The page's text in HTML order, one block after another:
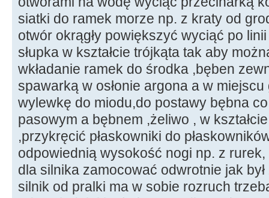
siatki do ramek morze np. z kraty od
otwór okrągły powiększyć wyciąć po
słupka w kształcie trójkąta tak aby
wkładanie ramek do środka ,bęben
spawarką w osłonie argona a w miejscu
wylewkę do miodu,do postawy bębna
pasowym a bębnem ,żeliwo , w
,przykręcić płaskowniki do
odpowiednią wysokość nogi np. z
dla silnika zamocować odwrotnie jak
silnik od pralki ma w sobie rozruch